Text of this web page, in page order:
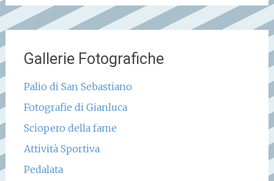
Gallerie Fotografiche
Palio di San Sebastiano
Fotografie di Gianluca
Sciopero della fame
Attività Sportiva
Pedalata